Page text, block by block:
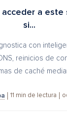
acceder a este
si...
con
reinicios de
de caché
11 min de lectura